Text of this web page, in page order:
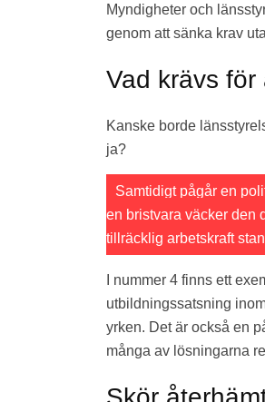
Myndigheter och
genom att sänka krav
Vad krävs
Kanske borde
ja?
Samtidigt pågår en
en bristvara väcker den
tillräcklig arbetskraft
I nummer 4 finns ett
utbildningssatsning
yrken. Det är också en
många av lösningarna